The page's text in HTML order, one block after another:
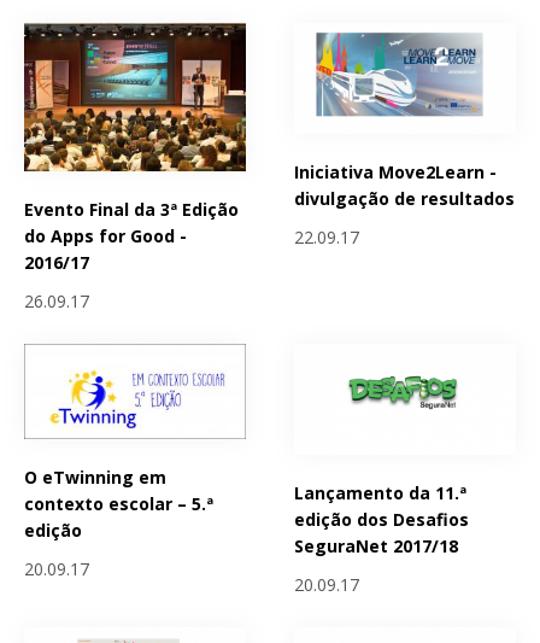
Evento Final da 3ª Edição
do Apps for Good -
2016/17
26.09.17
Iniciativa Move2Learn -
divulgação de resultados
22.09.17
O eTwinning em
contexto escolar – 5.ª
edição
20.09.17
Lançamento da 11.ª
edição dos Desafios
SeguraNet 2017/18
20.09.17